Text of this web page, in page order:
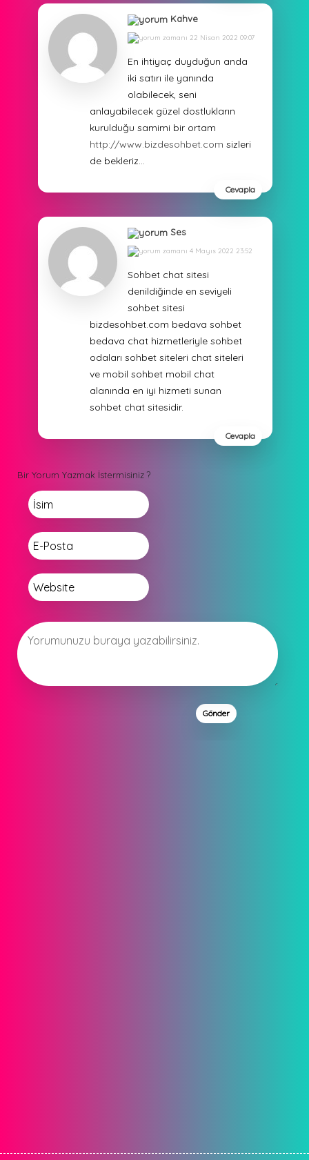
Kahve
22 Nisan 2022 09:07
En ihtiyaç duyduğun anda
iki satırı ile yanında
olabilecek, seni
anlayabilecek güzel dostlukların
kurulduğu samimi bir ortam
http://www.bizdesohbet.com sizleri
de bekleriz…
Cevapla
Ses
4 Mayıs 2022 23:52
Sohbet chat sitesi
denildiğinde en seviyeli
sohbet sitesi
bizdesohbet.com bedava sohbet
bedava chat hizmetleriyle sohbet
odaları sohbet siteleri chat siteleri
ve mobil sohbet mobil chat
alanında en iyi hizmeti sunan
sohbet chat sitesidir.
Cevapla
Bir Yorum Yazmak İstermisiniz ?